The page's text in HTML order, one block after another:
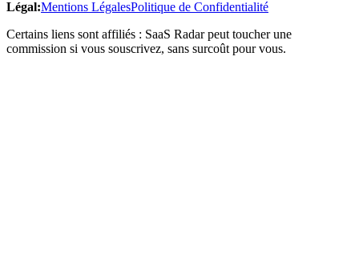
Légal:Mentions LégalesPolitique de Confidentialité
Certains liens sont affiliés : SaaS Radar peut toucher une
commission si vous souscrivez, sans surcoût pour vous.